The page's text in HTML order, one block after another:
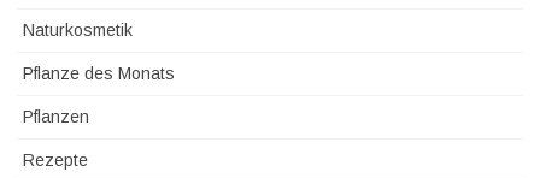
Naturkosmetik
Pflanze des Monats
Pflanzen
Rezepte